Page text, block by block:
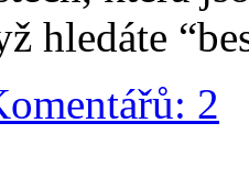
hledáte
2